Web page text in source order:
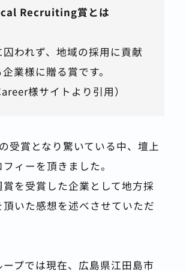
Recruiting賞とは
囚われず、地域の採用に貢献
業様に贈る賞です。
様サイトより引用）
受賞となり驚いている中、壇上
ィーを頂きました。
賞を受賞した企業として地方採
いた感想を述べさせていただ
プでは現在、広島県江田島市